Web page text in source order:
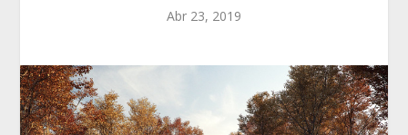
Abr 23, 2019